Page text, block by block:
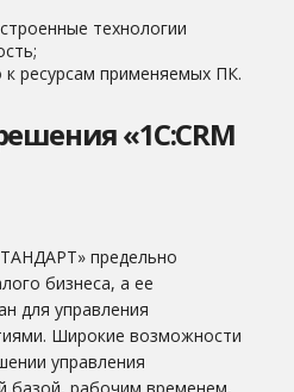
технологии
ресурсам применяемых ПК.
«1С:CRM
предельно
бизнеса, а ее
для управления
Широкие возможности
управления